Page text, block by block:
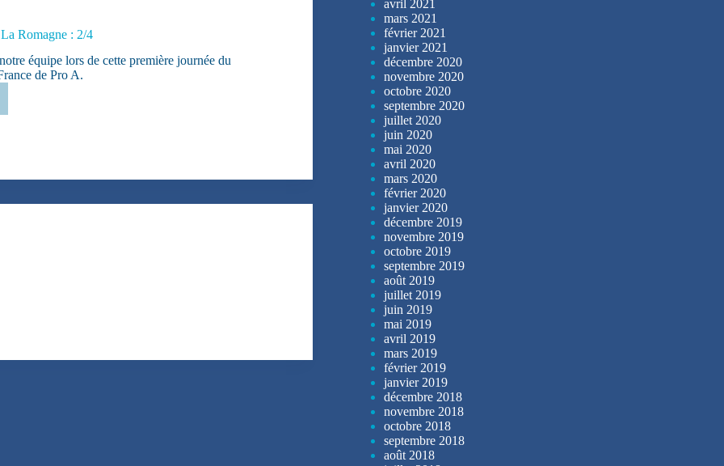
Romagne : 2/4
équipe lors de cette première journée du
de Pro A.
avril 2021
mars 2021
février 2021
janvier 2021
décembre 2020
novembre 2020
octobre 2020
septembre 2020
juillet 2020
juin 2020
mai 2020
avril 2020
mars 2020
février 2020
janvier 2020
décembre 2019
novembre 2019
octobre 2019
septembre 2019
août 2019
juillet 2019
juin 2019
mai 2019
avril 2019
mars 2019
février 2019
janvier 2019
décembre 2018
novembre 2018
octobre 2018
septembre 2018
août 2018